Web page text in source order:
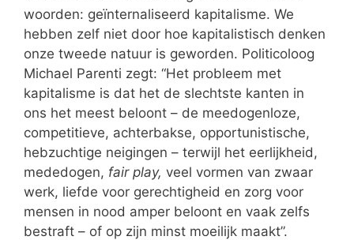
woorden: geïnternaliseerd kapitalisme. We
hebben zelf niet door hoe kapitalistisch denken
onze tweede natuur is geworden. Politicoloog
Michael Parenti zegt: “Het probleem met
kapitalisme is dat het de slechtste kanten in
ons het meest beloont – de meedogenloze,
competitieve, achterbakse, opportunistische,
hebzuchtige neigingen – terwijl het eerlijkheid,
mededogen, fair play, veel vormen van zwaar
werk, liefde voor gerechtigheid en zorg voor
mensen in nood amper beloont en vaak zelfs
bestraft – of op zijn minst moeilijk maakt”.